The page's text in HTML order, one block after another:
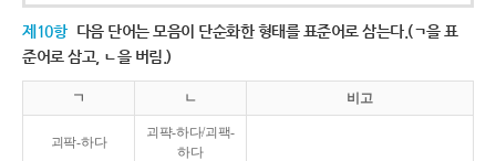
제10항 다음 단어는 모음이 단순화한 형태를 표준어로 삼는다.(ㄱ을 표
준어로 삼고, ㄴ을 버림.)
ㄱ ㄴ 비고
괴팍-하다
괴퍅-하다/괴팩-
하다